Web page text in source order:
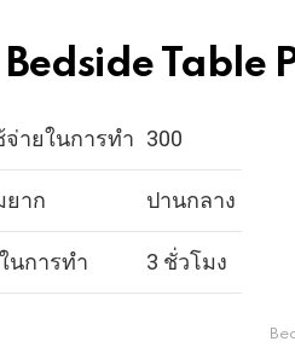
Bedside Table
จ่ายในการทำ 300
ยาก ปานกลาง
นการทำ 3 ชั่วโมง